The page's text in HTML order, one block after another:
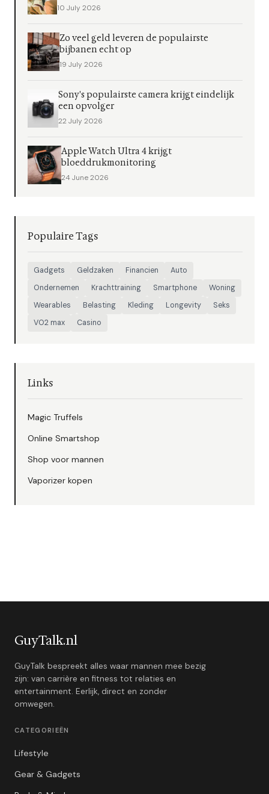
10 July 2026
Zo veel geld leveren de populairste
bijbanen echt op
19 July 2026
Sony's populairste camera krijgt eindelijk
een opvolger
22 July 2026
Apple Watch Ultra 4 krijgt
bloeddrukmonitoring
24 June 2026
Populaire Tags
Gadgets Geldzaken Financien
Auto
Ondernemen
Krachttraining Smartphone
Woning
Wearables
Belasting Kleding Longevity
Seks
VO2 max
Casino
Links
Magic Truffels
Online Smartshop
Shop voor mannen
Vaporizer kopen
GuyTalk.nl
GuyTalk bespreekt alles waar mannen mee bezig
zijn: van carrière en fitness tot relaties en
entertainment. Eerlijk, direct en zonder
omwegen.
CATEGORIEËN
Lifestyle
Gear & Gadgets